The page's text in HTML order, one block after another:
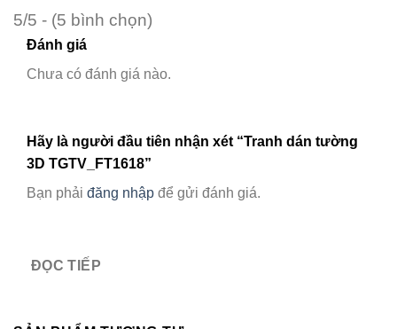
5/5 - (5 bình chọn)
Đánh giá
Chưa có đánh giá nào.
Hãy là người đầu tiên nhận xét “Tranh dán tường
3D TGTV_FT1618”
Bạn phải đăng nhập để gửi đánh giá.
ĐỌC TIẾP